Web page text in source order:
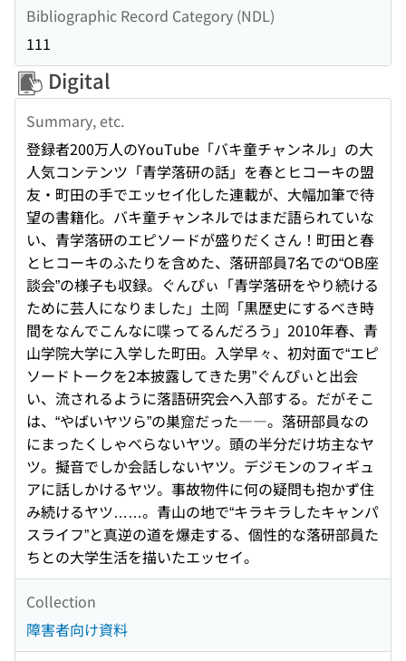
Bibliographic Record Category (NDL)
111
Digital
Summary, etc.
登録者200万人のYouTube「バキ童チャンネル」の大
人気コンテンツ「青学落研の話」を春とヒコーキの盟
友・町田の手でエッセイ化した連載が、大幅加筆で待
望の書籍化。バキ童チャンネルではまだ語られていな
い、青学落研のエピソードが盛りだくさん！町田と春
とヒコーキのふたりを含めた、落研部員7名での“OB座
談会”の様子も収録。ぐんぴぃ「青学落研をやり続ける
ために芸人になりました」土岡「黒歴史にするべき時
間をなんでこんなに喋ってるんだろう」2010年春、青
山学院大学に入学した町田。入学早々、初対面で“エピ
ソードトークを2本披露してきた男”ぐんぴぃと出会
い、流されるように落語研究会へ入部する。だがそこ
は、“やばいヤツら”の巣窟だった――。落研部員なの
にまったくしゃべらないヤツ。頭の半分だけ坊主なヤ
ツ。擬音でしか会話しないヤツ。デジモンのフィギュ
アに話しかけるヤツ。事故物件に何の疑問も抱かず住
み続けるヤツ……。青山の地で“キラキラしたキャンパ
スライフ”と真逆の道を爆走する、個性的な落研部員た
ちとの大学生活を描いたエッセイ。
Collection
障害者向け資料